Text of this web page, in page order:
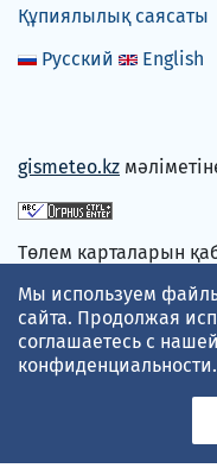
Құпиялылық саясаты
Русский
English
gismeteo.kz
Төлем карталарын
Мы используем
сайта. Продолжая
соглашаетесь с нашей
конфиденциальности.